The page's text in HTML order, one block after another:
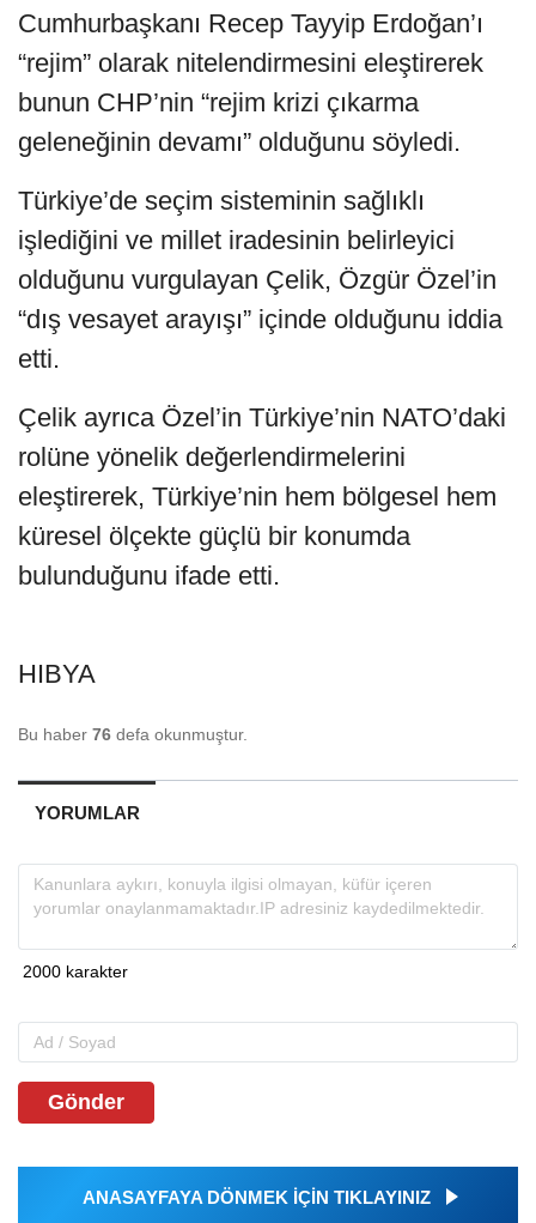
Cumhurbaşkanı Recep Tayyip Erdoğan’ı
“rejim” olarak nitelendirmesini eleştirerek
bunun CHP’nin “rejim krizi çıkarma
geleneğinin devamı” olduğunu söyledi.
Türkiye’de seçim sisteminin sağlıklı
işlediğini ve millet iradesinin belirleyici
olduğunu vurgulayan Çelik, Özgür Özel’in
“dış vesayet arayışı” içinde olduğunu iddia
etti.
Çelik ayrıca Özel’in Türkiye’nin NATO’daki
rolüne yönelik değerlendirmelerini
eleştirerek, Türkiye’nin hem bölgesel hem
küresel ölçekte güçlü bir konumda
bulunduğunu ifade etti.
HIBYA
Bu haber 76 defa okunmuştur.
YORUMLAR
Gönder
ANASAYFAYA DÖNMEK İÇİN TIKLAYINIZ